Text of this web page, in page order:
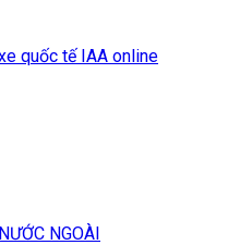
quốc tế IAA online
NGOÀI